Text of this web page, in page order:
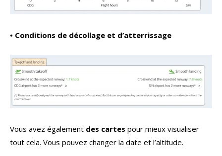
• Conditions de décollage et d’atterrissage
Vous avez également des cartes pour mieux visualiser
tout cela. Vous pouvez changer la date et l’altitude.